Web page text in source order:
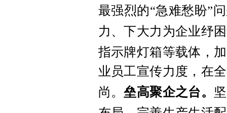
最强烈的“急难愁盼”
力、下大力为企业纾
指示牌灯箱等载体，
业员工宣传力度，在
尚。垒高聚企之台。